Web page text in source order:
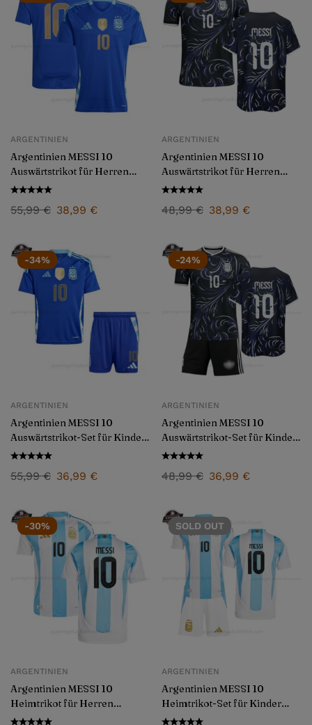
ARGENTINIEN
Argentinien MESSI 10
Auswärtstrikot für Herren
2024/25
55,99€ 38,99 €
ARGENTINIEN
Argentinien MESSI 10
Auswärtstrikot für Herren
2026/27
48,99€ 38,99 €
-34%
ARGENTINIEN
Argentinien MESSI 10
Auswärtstrikot-Set für Kinder
2024/25
55,99€ 36,99 €
-24%
ARGENTINIEN
Argentinien MESSI 10
Auswärtstrikot-Set für Kinder
2026/27
48,99€ 36,99 €
-30%
ARGENTINIEN
Argentinien MESSI 10
Heimtrikot für Herren
2024/25
SOLD OUT
ARGENTINIEN
Argentinien MESSI 10
Heimtrikot-Set für Kinder
2024/25